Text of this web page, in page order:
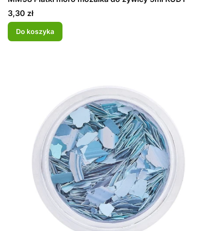
Cena
3,30 zł
Do koszyka